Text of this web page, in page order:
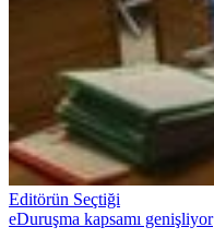
Editörün Seçtiği
eDuruşma kapsamı genişliyor